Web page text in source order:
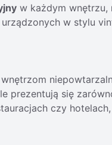
w każdym wnętrzu,
w stylu
prezentują się
czy